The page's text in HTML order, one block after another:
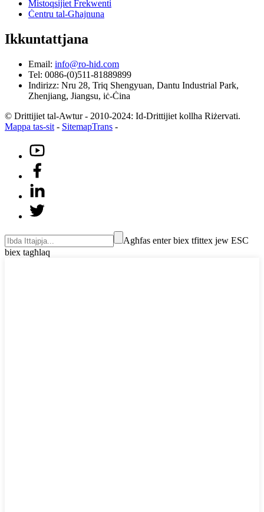
Mistoqsijiet Frekwenti
Ċentru tal-Għajnuna
Ikkuntattjana
Email: info@ro-hid.com
Tel: 0086-(0)511-81889899
Indirizz: Nru 28, Triq Shengyuan, Dantu Industrial Park,
Zhenjiang, Jiangsu, iċ-Ċina
© Drittijiet tal-Awtur - 2010-2024: Id-Drittijiet kollha Riżervati.
Mappa tas-sit - SitemapTrans -
Agħfas enter biex tfittex jew ESC
biex tagħlaq